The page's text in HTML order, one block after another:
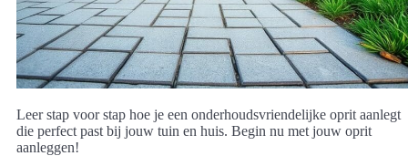
Leer stap voor stap hoe je een onderhoudsvriendelijke oprit aanlegt
die perfect past bij jouw tuin en huis. Begin nu met jouw oprit
aanleggen!